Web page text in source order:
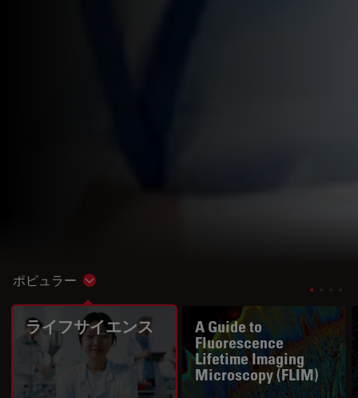
ポピュラー Show subnavigation
ライフサイエンス
A Guide to
Fluorescence
Lifetime Imaging
Microscopy (FLIM)